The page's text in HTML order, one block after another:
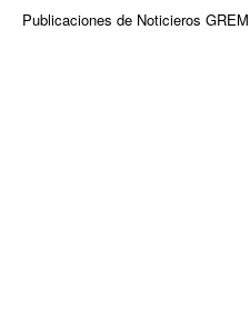
Publicaciones de Noticieros GREM